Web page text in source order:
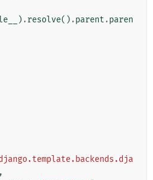
) .resolve() .parent .paren
,